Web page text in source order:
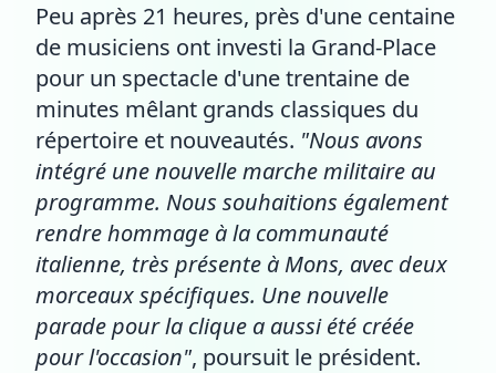
Peu après 21 heures, près d'une centaine
de musiciens ont investi la Grand-Place
pour un spectacle d'une trentaine de
minutes mêlant grands classiques du
répertoire et nouveautés. "Nous avons
intégré une nouvelle marche militaire au
programme. Nous souhaitions également
rendre hommage à la communauté
italienne, très présente à Mons, avec deux
morceaux spécifiques. Une nouvelle
parade pour la clique a aussi été créée
pour l'occasion", poursuit le président.